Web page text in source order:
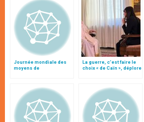
Journée mondiale des
moyens de
La guerre, c’est faire le
choix « de Caïn », déplore